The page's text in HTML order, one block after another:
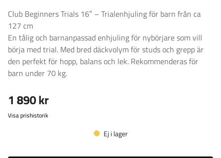
Club Beginners Trials 16″ – Trialenhjuling för barn från ca
127 cm
En tålig och barnanpassad enhjuling för nybörjare som vill
börja med trial. Med bred däckvolym för studs och grepp är
den perfekt för hopp, balans och lek. Rekommenderas för
barn under 70 kg.
1 890 kr
Visa prishistorik
Ej i lager